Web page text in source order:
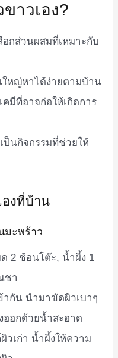
าวเอง?
อกส่วนผสมที่เหมาะกับ
หญ่หาได้ง่ายตามบ้าน
คมีที่อาจก่อให้เกิดการ
ป็นกิจกรรมที่ช่วยให้
องที่บ้าน
มะพร้าว
2 ช้อนโต๊ะ, น้ำผึ้ง 1
ชา
กัน นำมาขัดผิวเบาๆ
อกด้วยน้ำสะอาด
วเก่า น้ำผึ้งให้ความ